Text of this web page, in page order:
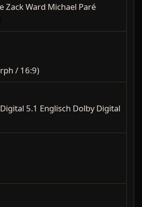
Zack Ward Michael Paré
/ 16:9)
5.1 Englisch Dolby Digital